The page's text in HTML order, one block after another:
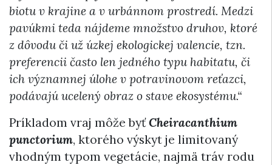
biotu v krajine a v urbánnom prostredí. Medzi
pavúkmi teda nájdeme množstvo druhov, ktoré
z dôvodu či už úzkej ekologickej valencie, tzn.
preferencii často len jedného typu habitatu, či
ich významnej úlohe v potravinovom reťazci,
podávajú ucelený obraz o stave ekosystému.“
Príkladom vraj môže byťCheiracanthium
punctorium, ktorého výskyt je limitovaný
vhodným typom vegetácie, najmä tráv rodu